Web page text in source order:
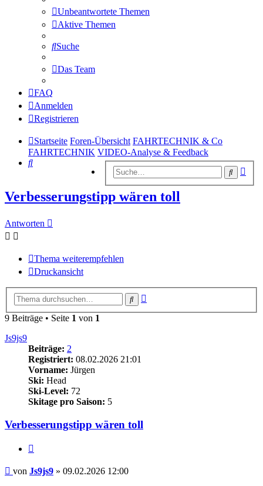
Unbeantwortete Themen
Aktive Themen
Suche
Das Team
FAQ
Anmelden
Registrieren
Startseite Foren-Übersicht FAHRTECHNIK & Co
FAHRTECHNIK VIDEO-Analyse & Feedback
Suche
Suche
Verbesserungstipp wären toll
Antworten
Thema weiterempfehlen
Druckansicht
Suche
9 Beiträge • Seite 1 von 1
Js9js9
Beiträge: 2
Registriert: 08.02.2026 21:01
Vorname: Jürgen
Ski: Head
Ski-Level: 72
Skitage pro Saison: 5
Verbesserungstipp wären toll
Beitrag
von Js9js9 » 09.02.2026 12:00